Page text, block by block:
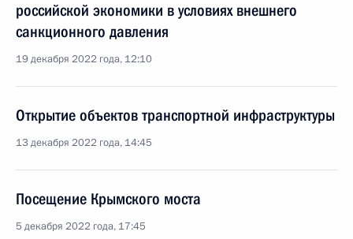
российской экономики в условиях внешнего
санкционного давления
19 декабря 2022 года, 12:10
Открытие объектов транспортной инфраструктуры
13 декабря 2022 года, 14:45
Посещение Крымского моста
5 декабря 2022 года, 17:45